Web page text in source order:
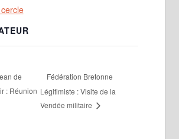
de
: Réunion
Fédération Bretonne
Légitimiste : Visite de la
Vendée militaire